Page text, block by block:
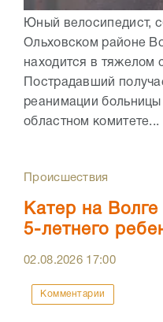
Юный велосипедист,
Ольховском районе
находится в тяжелом
Пострадавший
реанимации
областном комитете...
Происшествия
Катер на
5-летнего
02.08.2026 17:00
Комментарии